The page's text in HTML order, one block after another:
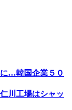
に…韓国企業５０
川工場はシャッ